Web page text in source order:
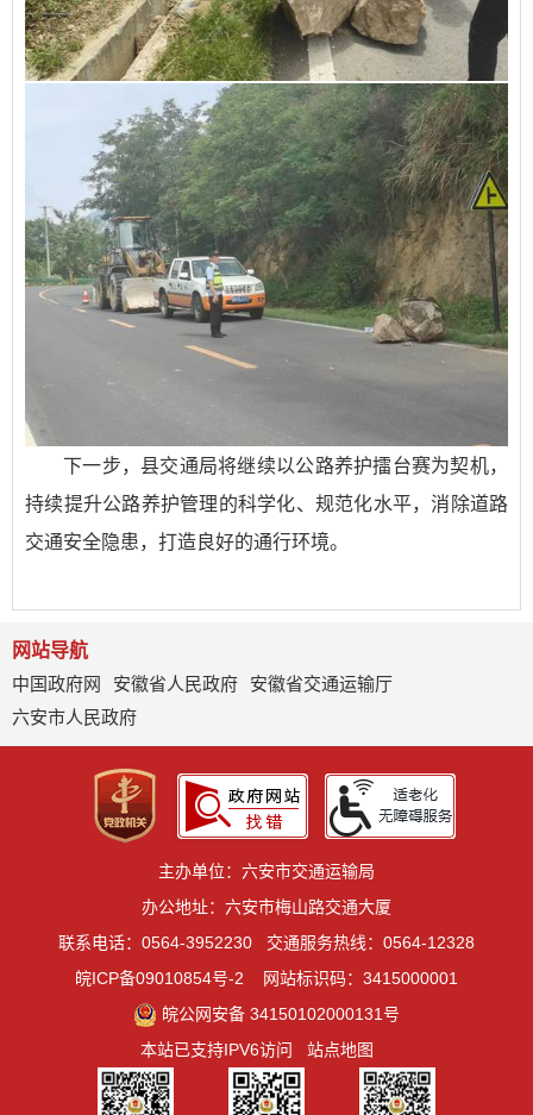
下一步，县交通局将继续以公路养护擂台赛为契机，
持续提升公路养护管理的科学化、规范化水平，消除道路
交通安全隐患，打造良好的通行环境。
网站导航
中国政府网
安徽省人民政府
安徽省交通运输厅
六安市人民政府
主办单位：六安市交通运输局
办公地址：六安市梅山路交通大厦
联系电话：0564-3952230
交通服务热线：0564-12328
皖ICP备09010854号-2
网站标识码：3415000001
皖公网安备 34150102000131号
本站已支持IPV6访问
站点地图